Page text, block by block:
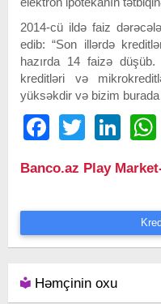
2014-cü ildə faiz
edib: “Son illərdə
hazırda 14 faizə
kreditləri və
yüksəkdir və bizim
FacebookTwitter LinkedIn
Banco.az Play
Həmçinin oxu